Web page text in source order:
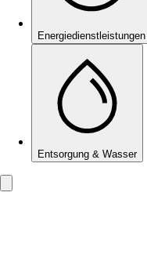
Energie­dienstleistungen
Entsorgung & Wasser